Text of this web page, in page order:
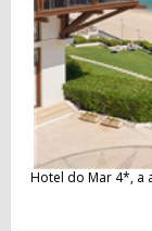
Hotel do Mar 4*, a